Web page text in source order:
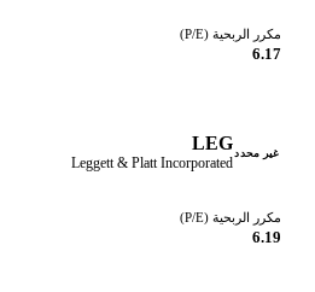
مكرر الربحية (P/E)
6.17
غير محدد LEG
Leggett & Platt Incorporated
مكرر الربحية (P/E)
6.19